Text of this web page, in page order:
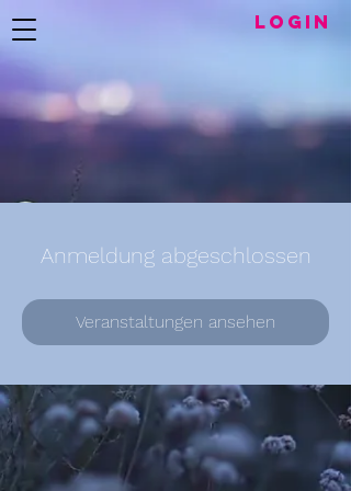
LogIN
Anmeldung abgeschlossen
Veranstaltungen ansehen